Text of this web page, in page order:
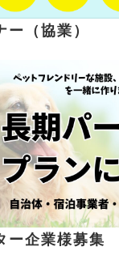
ー（協業）
ー企業様募集